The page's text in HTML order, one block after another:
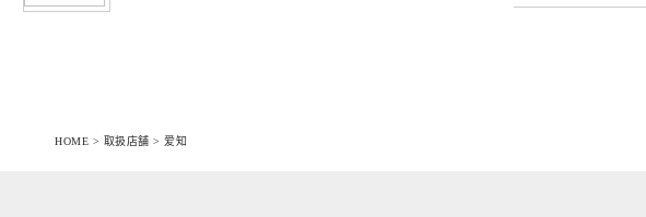
HOME > 取扱店舗 > 爱知